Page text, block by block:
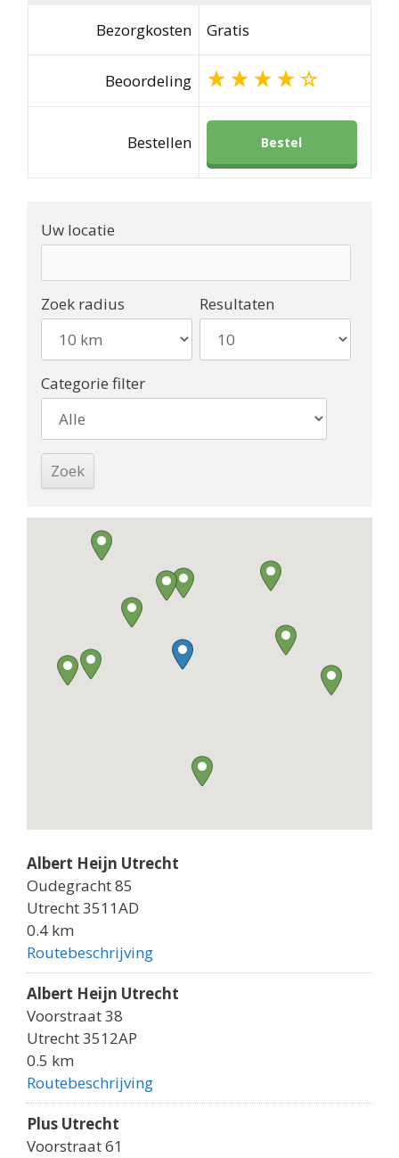
Bezorgkosten Gratis
Beoordeling
Bestellen Bestel
Uw locatie
Zoek radius Resultaten
Categorie filter
Albert Heijn Utrecht
Oudegracht 85
Utrecht 3511AD
0.4 km
Routebeschrijving
Albert Heijn Utrecht
Voorstraat 38
Utrecht 3512AP
0.5 km
Routebeschrijving
Plus Utrecht
Voorstraat 61